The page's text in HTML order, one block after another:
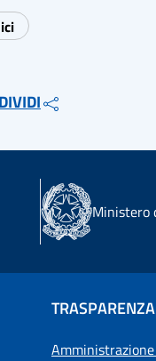
Ministero
TRASPARENZA